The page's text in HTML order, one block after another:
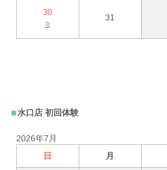
30
○
31
水口店 初回体験
2026年7月
日
月